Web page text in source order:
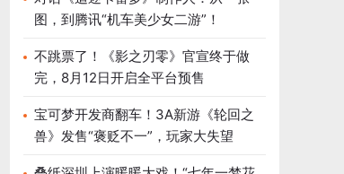
图，到腾讯“机车美少女二游”！
不跳票了！《影之刃零》官宣终于做
完，8月12日开启全平台预售
宝可梦开发商翻车！3A新游《轮回之
兽》发售“褒贬不一”，玩家大失望